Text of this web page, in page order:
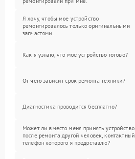
Я хочу, чтобы мое устройство
ремонтировалось только оригинальными
запчастями.
Как я узнаю, что мое устройство готово?
От чего зависит срок ремонта техники?
Диагностика проводится бесплатно?
Может ли вместо меня принять устройство
после ремонта другой человек, контактный
телефон которого я предоставлю?